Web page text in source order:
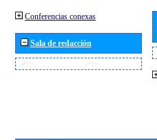
Conferencias conexas
Sala de redacción